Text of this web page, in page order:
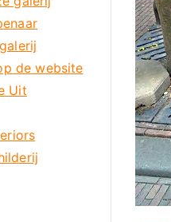
de website
Uit